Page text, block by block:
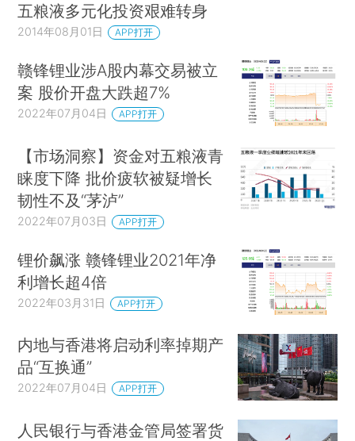
五粮液多元化投资艰难转身
2014年08月01日 APP打开
赣锋锂业涉A股内幕交易被立
案 股价开盘大跌超7%
2022年07月04日 APP打开
【市场洞察】资金对五粮液青
睐度下降 批价疲软被疑增长
韧性不及“茅泸”
2022年07月03日 APP打开
锂价飙涨 赣锋锂业2021年净
利增长超4倍
2022年03月31日 APP打开
内地与香港将启动利率掉期产
品“互换通”
2022年07月04日 APP打开
人民银行与香港金管局签署货